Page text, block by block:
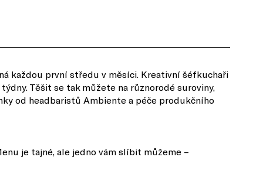
každou první středu v měsíci. Kreativní šéfkuchaři
Těšit se tak můžete na různorodé suroviny,
od headbaristů Ambiente a péče produkčního
je tajné, ale jedno vám slíbit můžeme –